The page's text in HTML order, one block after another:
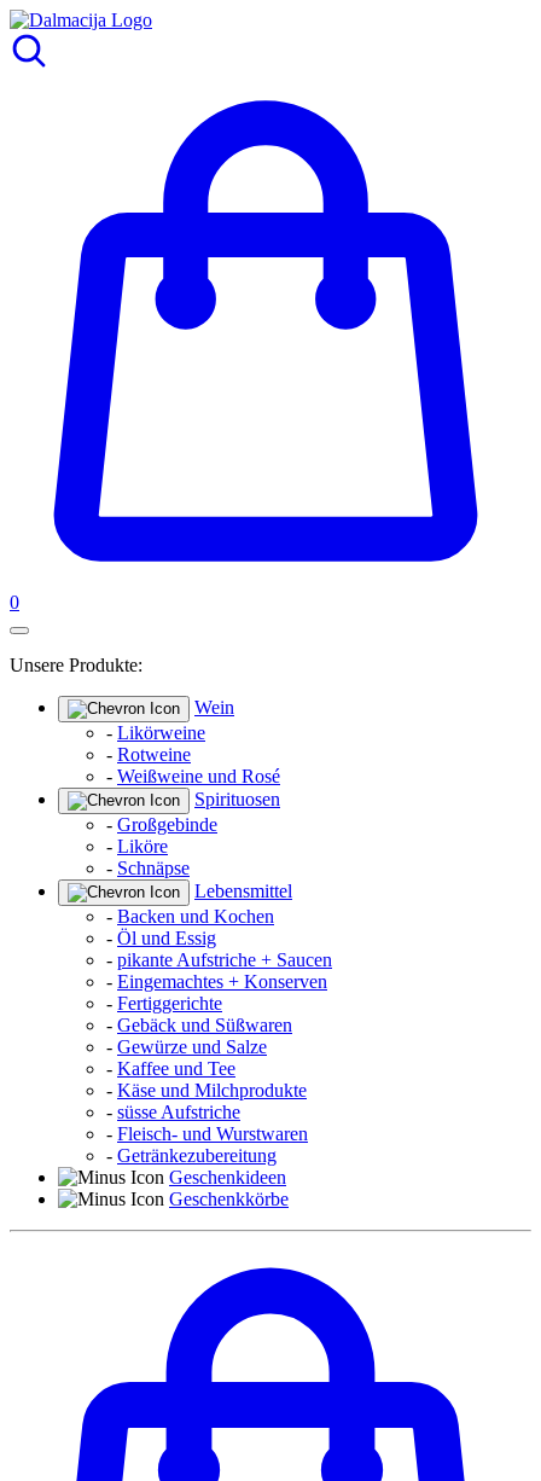
0
Unsere Produkte:
Wein
- Likörweine
- Rotweine
- Weißweine und Rosé
Spirituosen
- Großgebinde
- Liköre
- Schnäpse
Lebensmittel
- Backen und Kochen
- Öl und Essig
- pikante Aufstriche + Saucen
- Eingemachtes + Konserven
- Fertiggerichte
- Gebäck und Süßwaren
- Gewürze und Salze
- Kaffee und Tee
- Käse und Milchprodukte
- süsse Aufstriche
- Fleisch- und Wurstwaren
- Getränkezubereitung
Geschenkideen
Geschenkkörbe